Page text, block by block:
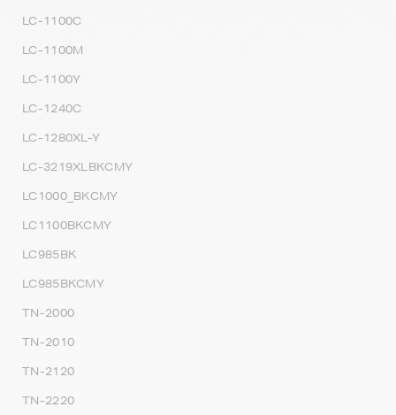
LC-1100C
LC-1100M
LC-1100Y
LC-1240C
LC-1280XL-Y
LC-3219XLBKCMY
LC1000_BKCMY
LC1100BKCMY
LC985BK
LC985BKCMY
TN-2000
TN-2010
TN-2120
TN-2220